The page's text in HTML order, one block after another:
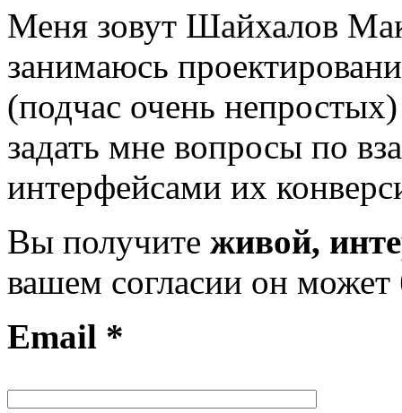
Меня зовут Шайхалов
занимаюсь
(подчас очень
задать мне вопросы по
интерфейсами их
Вы получите живой,
вашем согласии он может
Email *